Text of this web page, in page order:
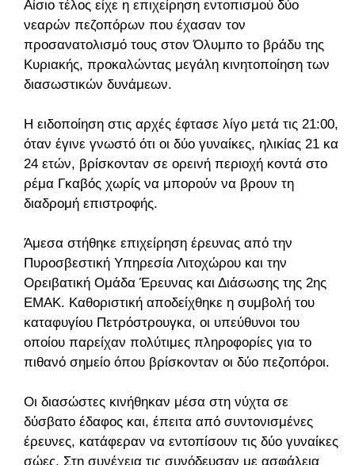
Αίσιο τέλος είχε η επιχείρηση εντοπισμού δύο
νεαρών πεζοπόρων που έχασαν τον
προσανατολισμό τους στον Όλυμπο το βράδυ της
Κυριακής, προκαλώντας μεγάλη κινητοποίηση των
διασωστικών δυνάμεων.
Η ειδοποίηση στις αρχές έφτασε λίγο μετά τις 21:00,
όταν έγινε γνωστό ότι οι δύο γυναίκες, ηλικίας 21 και
24 ετών, βρίσκονταν σε ορεινή περιοχή κοντά στο
ρέμα Γκαβός χωρίς να μπορούν να βρουν τη
διαδρομή επιστροφής.
Άμεσα στήθηκε επιχείρηση έρευνας από την
Πυροσβεστική Υπηρεσία Λιτοχώρου και την
Ορειβατική Ομάδα Έρευνας και Διάσωσης της 2ης
ΕΜΑΚ. Καθοριστική αποδείχθηκε η συμβολή του
καταφυγίου Πετρόστρουγκα, οι υπεύθυνοι του
οποίου παρείχαν πολύτιμες πληροφορίες για το
πιθανό σημείο όπου βρίσκονταν οι δύο πεζοπόροι.
Οι διασώστες κινήθηκαν μέσα στη νύχτα σε
δύσβατο έδαφος και, έπειτα από συντονισμένες
έρευνες, κατάφεραν να εντοπίσουν τις δύο γυναίκες
σώες. Στη συνέχεια τις συνόδευσαν με ασφάλεια